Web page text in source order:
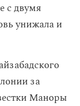
с двумя
унижала и
за
Маноры